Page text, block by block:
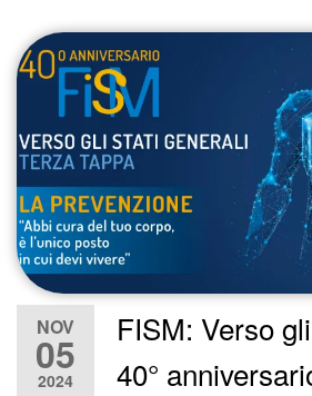
NOV
05
2024
FISM: Verso
40°